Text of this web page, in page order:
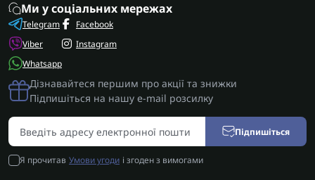
Ми у соціальних мережах
Telegram
Viber
Whatsapp
Facebook
Instagram
Дізнавайтеся першим про акції та знижки
Підпишіться на нашу e-mail розсилку
Підпишіться
Я прочитав Умови угоди і згоден з вимогами